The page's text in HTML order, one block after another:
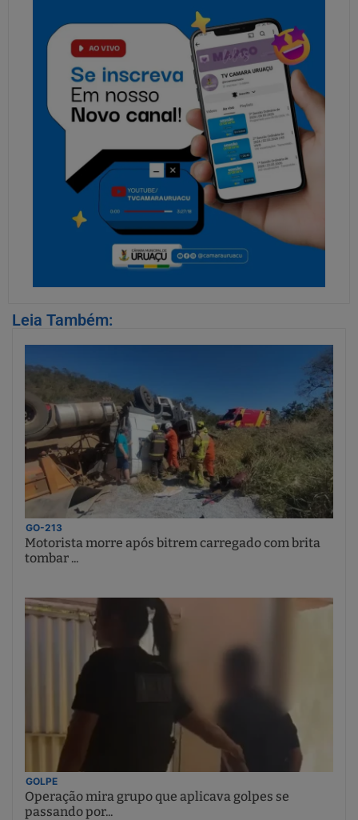
Leia Também:
GO-213
Motorista morre após bitrem carregado com brita
tombar ...
GOLPE
Operação mira grupo que aplicava golpes se
passando por...